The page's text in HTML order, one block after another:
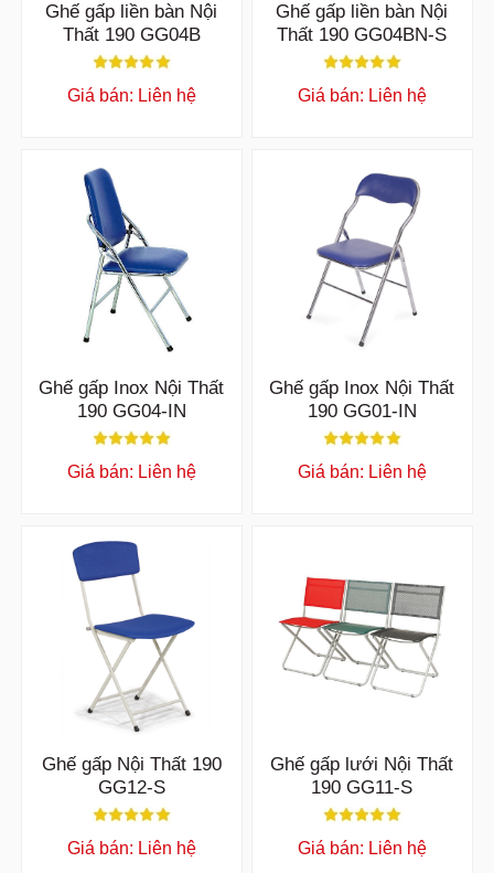
Ghế gấp liền bàn Nội
Thất 190 GG04B
Giá bán: Liên hệ
Ghế gấp liền bàn Nội
Thất 190 GG04BN-S
Giá bán: Liên hệ
Ghế gấp Inox Nội Thất
190 GG04-IN
Giá bán: Liên hệ
Ghế gấp Inox Nội Thất
190 GG01-IN
Giá bán: Liên hệ
Ghế gấp Nội Thất 190
GG12-S
Giá bán: Liên hệ
Ghế gấp lưới Nội Thất
190 GG11-S
Giá bán: Liên hệ